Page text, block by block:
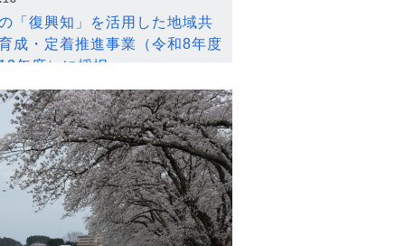
「復興知」を活用した地域共
成・定着推進事業（令和8年度
年度）に採択